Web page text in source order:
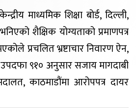
माध्यमिक शिक्षा बोर्ड, दिल्ली,
शैक्षिक योग्यताको प्रमाणपत्र
प्रचलित भ्रष्टाचार निवारण ऐन,
९१० अनुसार सजाय मागदाबी
काठमाडौंमा आरोपपत्र दायर